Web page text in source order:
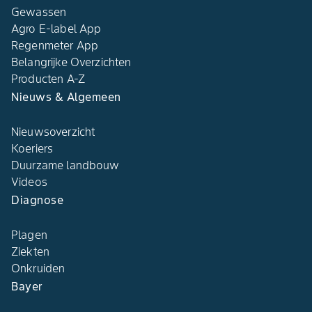
Gewassen
Agro E-label App
Regenmeter App
Belangrijke Overzichten
Producten A-Z
Nieuws & Algemeen
Nieuwsoverzicht
Koeriers
Duurzame landbouw
Videos
Diagnose
Plagen
Ziekten
Onkruiden
Bayer